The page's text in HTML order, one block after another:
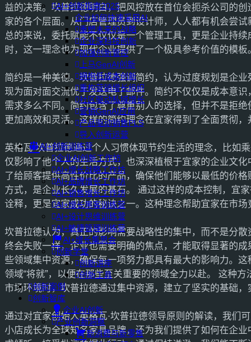
AI+创新指南2025
企业如何快速采用AI
重塑未来的战略
企业深科技创新
加强创新管控
上马GenAI创新
拥抱低成本创新
重构营销增长组织
社区驱动私域增长
营销GenAI应用
产品驱动销售PLS
导入创新运营
AI+创新训练营
企业AI创新工作坊
AI+增长战略工作坊
AI+品牌增长工作坊
AI+销售增长工作坊
AI+增长黑客训练营
AI+设计思维训练营
AI+敏捷管理训练营
AI+增长集思会
创新学堂
创新讲座
创新工具
创新案例
创新智库
企业AI创新
产业创新洞察
新消费与新零售
益的决策。坎普拉德明白，把风控放在首位会扼杀公司的
家的各个层面。从门店管理员到设计师，人人都有机会尝
总的来说，委托赋能不仅仅是一个管理工具，更是企业持
时，这一理念也为现代企业提供了一个极具参考价值的模板
简约是一种美德。坎普拉德强调简约，认为过度规划是企
现为面对面交流优于发送电子邮件。简约不仅仅是成本意
需求多么不同。简约包含了尊重别人的选择，但并不是拒
更加高效和灵活。这样的简约理念在宜家得到了全面贯彻
英格瓦·坎普拉德通过个人习惯体现节约生活的理念，比如
仅影响了他个人的生活方式，也深深植根于宜家的企业文
了给顾客提供高性价比的产品，确保他们能够以最低的价
方式，是企业长久发展的基石。 通过这样的成本控制，宜
诠释，更是宜家成功的秘诀之一。这种理念帮助宜家在市
坎普拉德认为，真正的影响需要战略性的集中，而不是分
终会失败一样，企业也需要明确的焦点，才能取得显著的
些领域集中资源，确保每一项努力都具有最大的影响力。
领域“将就”，以便在那些至关重要的领域全力以赴。 这种
市场环境时，坎普拉德通过集中资源，建立了坚实的基础，
通过对宜家创始人英格瓦·坎普拉德领导原则的解读，我们
小店成长为全球知名家具品牌，还为我们提供了如何在企